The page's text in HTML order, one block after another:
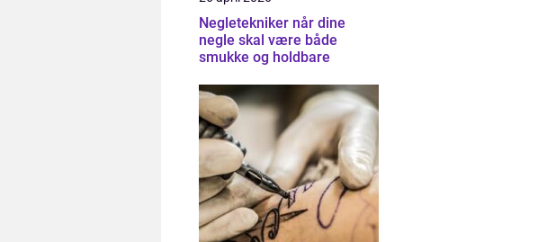
Negletekniker når dine
negle skal være både
smukke og holdbare